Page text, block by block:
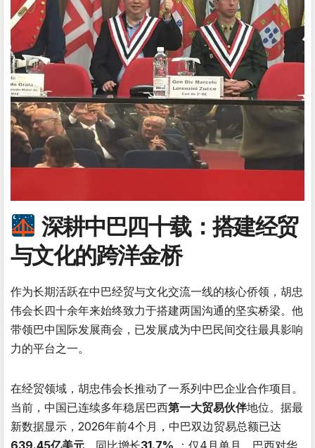
深耕中巴四十载：搭建经贸
与文化的跨洋金桥
作为长期活跃在中巴经贸与文化交流一线的核心侨领，胡忠
伟会长四十余年来始终致力于搭建两国沟通的坚实桥梁。他
带领巴中国际发展商会，已发展成为中巴民间交往最具影响
力的平台之一。
在经贸领域，胡忠伟会长推动了一系列中巴企业合作项目。
当前，中国已连续多年稳居巴西第一大贸易伙伴地位。据最
新数据显示，2026年前4个月，中巴双边贸易总额已达
639.45亿美元 ，同比增长31.7% ；仅4月单月，巴西对华